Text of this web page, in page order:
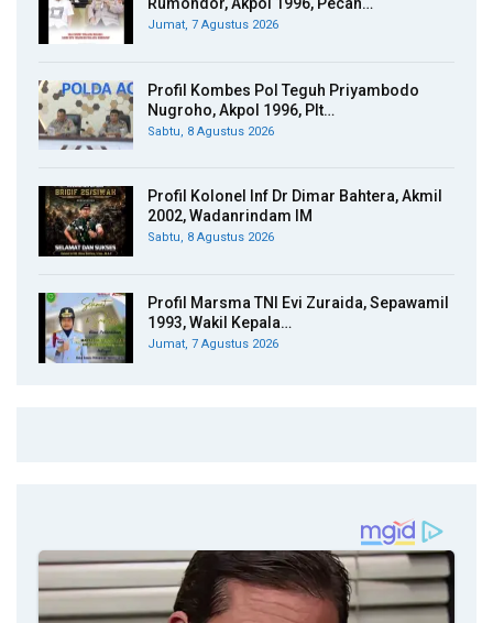
Rumondor, Akpol 1996, Pecah…
Jumat, 7 Agustus 2026
Profil Kombes Pol Teguh Priyambodo
Nugroho, Akpol 1996, Plt…
Sabtu, 8 Agustus 2026
Profil Kolonel Inf Dr Dimar Bahtera, Akmil
2002, Wadanrindam IM
Sabtu, 8 Agustus 2026
Profil Marsma TNI Evi Zuraida, Sepawamil
1993, Wakil Kepala…
Jumat, 7 Agustus 2026